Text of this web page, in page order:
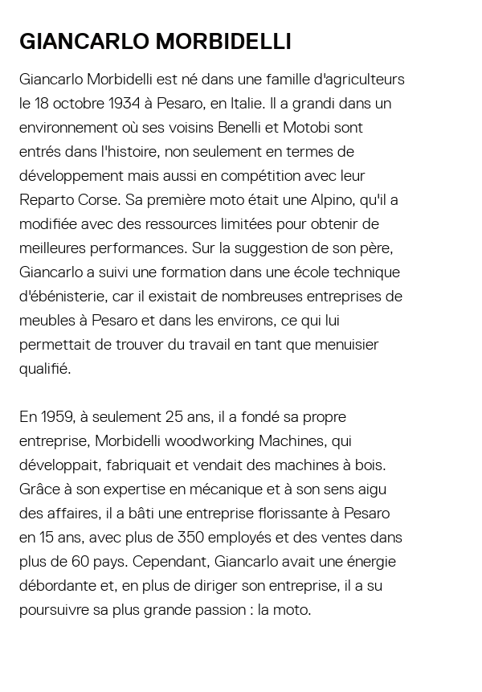
GIANCARLO MORBIDELLI
Giancarlo Morbidelli est né dans une famille d'agriculteurs
le 18 octobre 1934 à Pesaro, en Italie. Il a grandi dans un
environnement où ses voisins Benelli et Motobi sont
entrés dans l'histoire, non seulement en termes de
développement mais aussi en compétition avec leur
Reparto Corse. Sa première moto était une Alpino, qu'il a
modifiée avec des ressources limitées pour obtenir de
meilleures performances. Sur la suggestion de son père,
Giancarlo a suivi une formation dans une école technique
d'ébénisterie, car il existait de nombreuses entreprises de
meubles à Pesaro et dans les environs, ce qui lui
permettait de trouver du travail en tant que menuisier
qualifié.
En 1959, à seulement 25 ans, il a fondé sa propre
entreprise, Morbidelli woodworking Machines, qui
développait, fabriquait et vendait des machines à bois.
Grâce à son expertise en mécanique et à son sens aigu
des affaires, il a bâti une entreprise florissante à Pesaro
en 15 ans, avec plus de 350 employés et des ventes dans
plus de 60 pays. Cependant, Giancarlo avait une énergie
débordante et, en plus de diriger son entreprise, il a su
poursuivre sa plus grande passion : la moto.